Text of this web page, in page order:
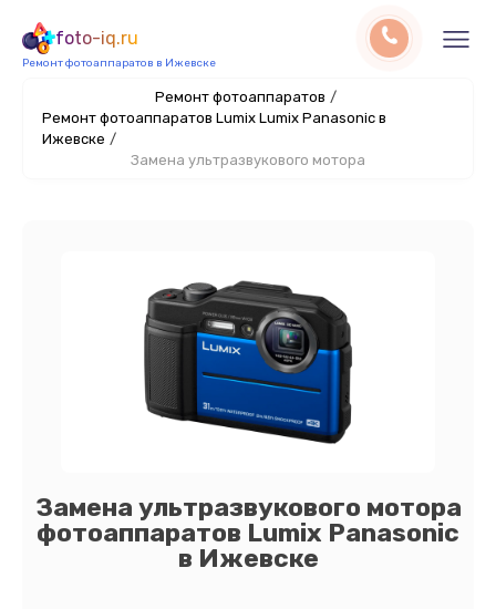
foto-iq.ru
Ремонт фотоаппаратов в Ижевске
Ремонт фотоаппаратов /
Ремонт фотоаппаратов Lumix Lumix Panasonic в
Ижевске /
Замена ультразвукового мотора
Замена ультразвукового мотора
фотоаппаратов Lumix Panasonic
в Ижевске